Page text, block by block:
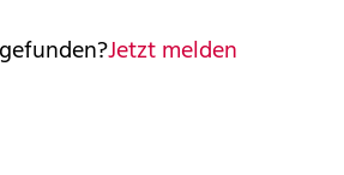
Jetzt melden